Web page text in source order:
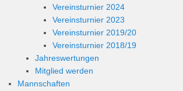
Vereinsturnier 2024
Vereinsturnier 2023
Vereinsturnier 2019/20
Vereinsturnier 2018/19
Jahreswertungen
Mitglied werden
Mannschaften